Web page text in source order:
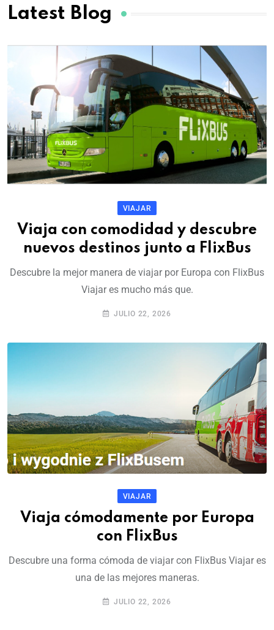
VIAJAR
Viaja con comodidad y descubre
nuevos destinos junto a FlixBus
Descubre la mejor manera de viajar por Europa con FlixBus
Viajar es mucho más que.
JULIO 22, 2026
VIAJAR
Viaja cómodamente por Europa
con FlixBus
Descubre una forma cómoda de viajar con FlixBus Viajar es
una de las mejores maneras.
JULIO 22, 2026